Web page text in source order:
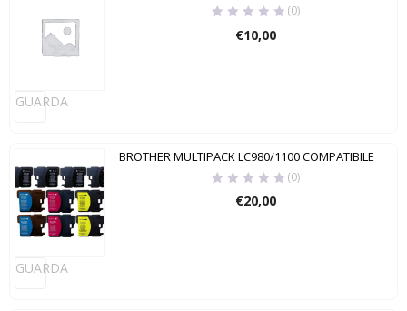
GUARDA
(0)
€10,00
GUARDA
BROTHER MULTIPACK LC980/1100 COMPATIBILE
(0)
€20,00